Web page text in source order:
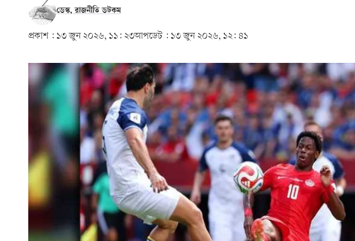
ডেস্ক, রাজনীতি ডটকম
প্রকাশ : ১৩ জুন ২০২৬, ১১: ২৩আপডেট : ১৩ জুন ২০২৬, ১২: ৪১